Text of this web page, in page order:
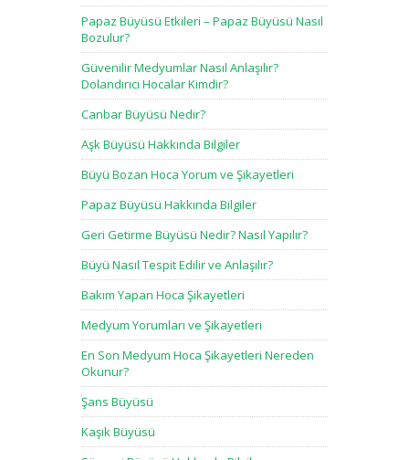
Papaz Büyüsü Etkileri – Papaz Büyüsü Nasıl
Bozulur?
Güvenilir Medyumlar Nasıl Anlaşılır?
Dolandırıcı Hocalar Kimdir?
Canbar Büyüsü Nedir?
Aşk Büyüsü Hakkında Bilgiler
Büyü Bozan Hoca Yorum ve Şikayetleri
Papaz Büyüsü Hakkında Bilgiler
Geri Getirme Büyüsü Nedir? Nasıl Yapılır?
Büyü Nasıl Tespit Edilir ve Anlaşılır?
Bakım Yapan Hoca Şikayetleri
Medyum Yorumları ve Şikayetleri
En Son Medyum Hoca Şikayetleri Nereden
Okunur?
Şans Büyüsü
Kaşık Büyüsü